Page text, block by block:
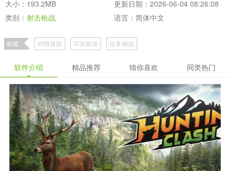
大小：193.2MB
更新日期：2026-06-04 08:26:08
类别： 射击枪战 语言：简体中文
标签 狩猎冒险 写实射击 任务挑战
软件介绍 精品推荐 猜你喜欢 同类热门